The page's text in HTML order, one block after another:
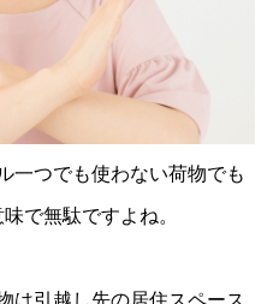
一つでも使わない荷物でも
で無駄ですよね。
は引越し先の居住スペース